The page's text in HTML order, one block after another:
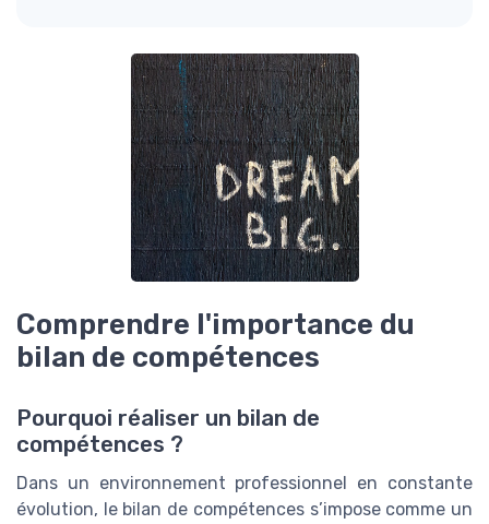
Comprendre l'importance du
bilan de compétences
Pourquoi réaliser un bilan de
compétences ?
Dans un environnement professionnel en constante
évolution, le bilan de compétences s’impose comme un